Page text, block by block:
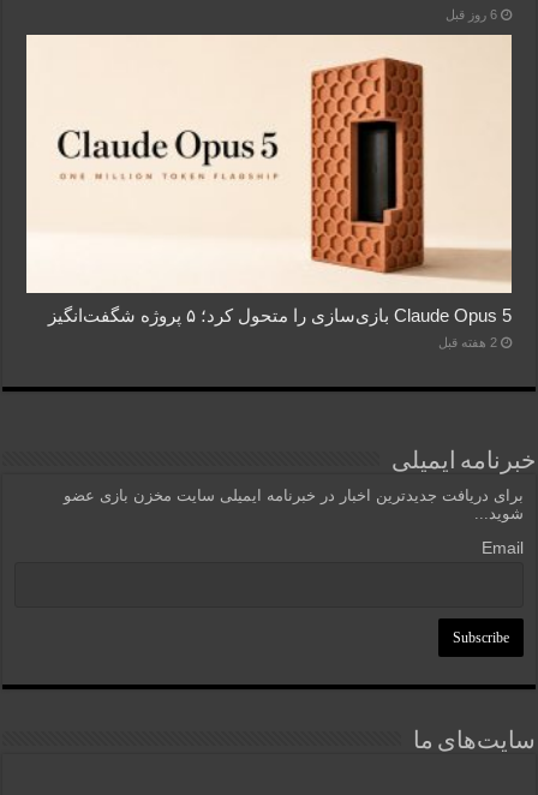
6 روز قبل
Claude Opus 5 بازی‌سازی را متحول کرد؛ ۵ پروژه شگفت‌انگیز
2 هفته قبل
خبرنامه ایمیلی
برای دریافت جدیدترین اخبار در خبرنامه ایمیلی سایت مخزن بازی عضو
شوید...
Email
سایت‌های ما